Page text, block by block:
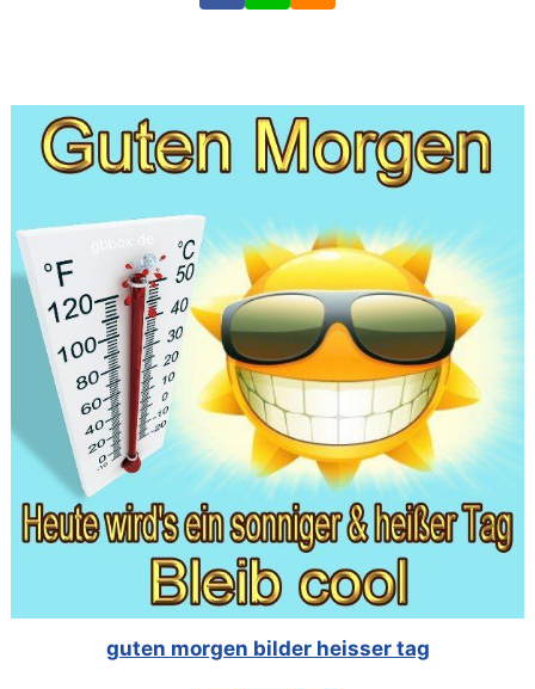
guten morgen bilder heisser tag